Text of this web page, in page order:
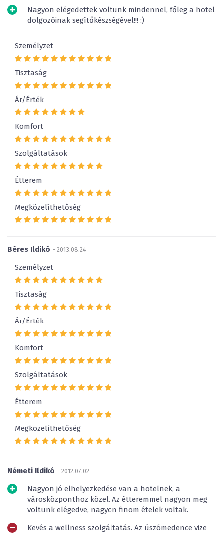
Nagyon elégedettek voltunk mindennel, főleg a hotel
dolgozóinak segítőkészségével!!! :)
Személyzet
Tisztaság
Ár/Érték
Komfort
Szolgáltatások
Étterem
Megközelíthetőség
Béres Ildikó - 2013.08.24
Személyzet
Tisztaság
Ár/Érték
Komfort
Szolgáltatások
Étterem
Megközelíthetőség
Németi Ildikó - 2012.07.02
Nagyon jó elhelyezkedése van a hotelnek, a
városközponthoz közel. Az étteremmel nagyon meg
voltunk elégedve, nagyon finom ételek voltak.
Kevés a wellness szolgáltatás. Az úszómedence vize